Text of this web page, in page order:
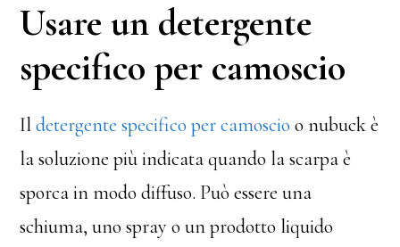
Usare un detergente
specifico per camoscio
Ildetergente specifico per camoscioo nubuck è
la soluzione più indicata quando la scarpa è
sporca in modo diffuso. Può essere una
schiuma, uno spray o un prodotto liquido